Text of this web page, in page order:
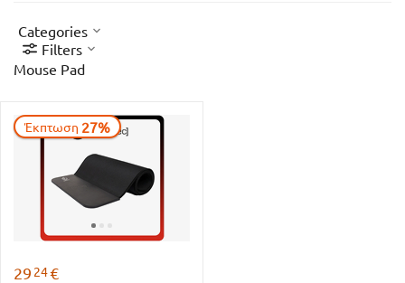
Categories
Filters
Mouse Pad
Έκπτωση 27%
29 24€